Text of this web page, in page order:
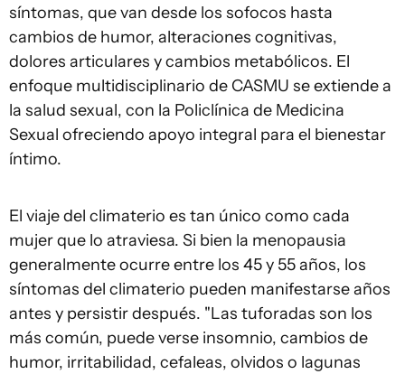
síntomas, que van desde los sofocos hasta
cambios de humor, alteraciones cognitivas,
dolores articulares y cambios metabólicos. El
enfoque multidisciplinario de CASMU se extiende a
la salud sexual, con la Policlínica de Medicina
Sexual ofreciendo apoyo integral para el bienestar
íntimo.
El viaje del climaterio es tan único como cada
mujer que lo atraviesa. Si bien la menopausia
generalmente ocurre entre los 45 y 55 años, los
síntomas del climaterio pueden manifestarse años
antes y persistir después. "Las tuforadas son los
más común, puede verse insomnio, cambios de
humor, irritabilidad, cefaleas, olvidos o lagunas